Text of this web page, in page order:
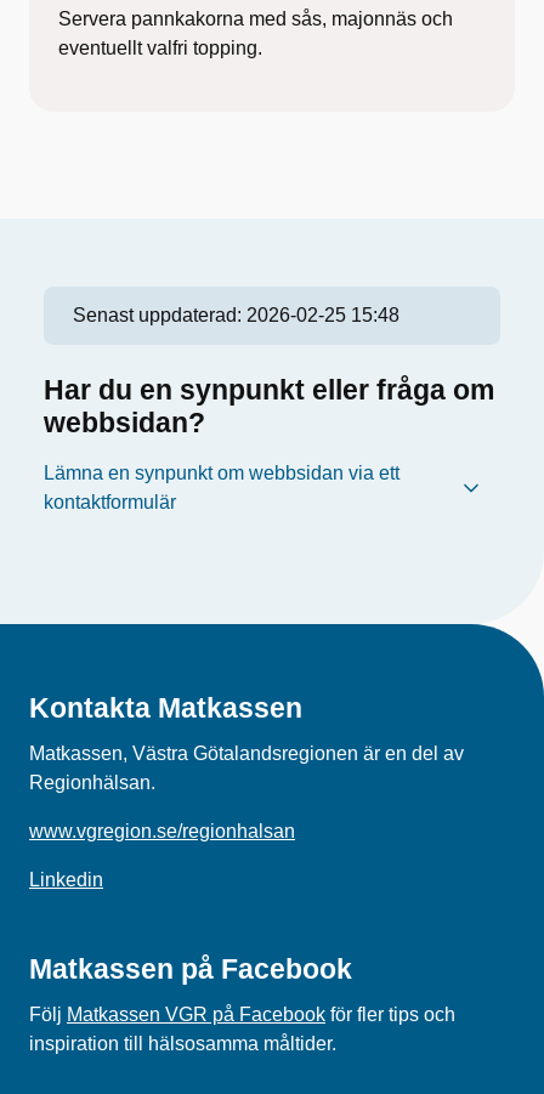
Servera pannkakorna med sås, majonnäs och
eventuellt valfri topping.
Senast uppdaterad: 2026-02-25 15:48
Har du en synpunkt eller fråga om
webbsidan?
Lämna en synpunkt om webbsidan via ett
kontaktformulär
Kontakta Matkassen
Matkassen, Västra Götalandsregionen är en del av
Regionhälsan.
www.vgregion.se/regionhalsan
Linkedin
Matkassen på Facebook
Följ Matkassen VGR på Facebook för fler tips och
inspiration till hälsosamma måltider.